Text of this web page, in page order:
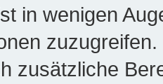
in wenigen
zusätzliche